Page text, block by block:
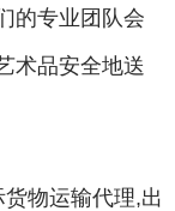
的专业团队会
术品安全地送
物运输代理,出